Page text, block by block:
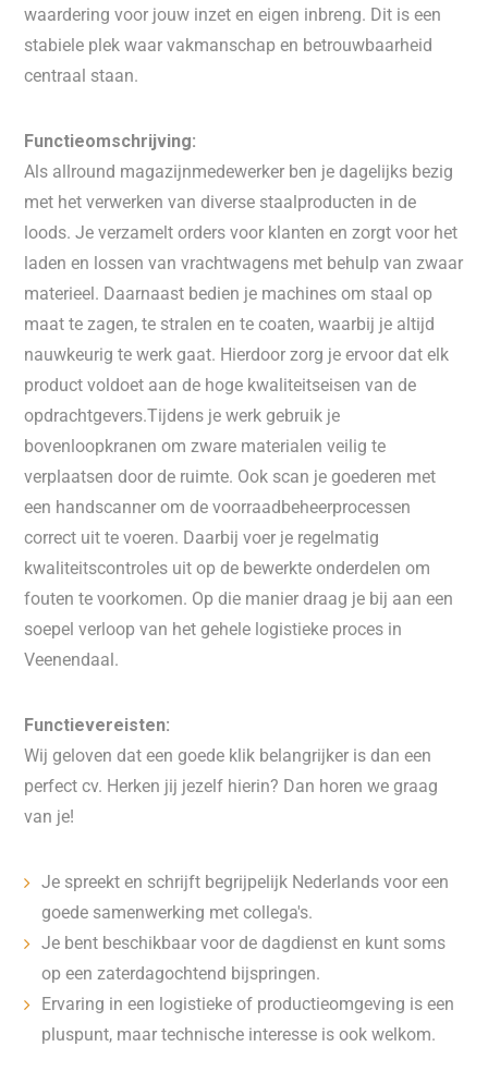
waardering voor jouw inzet en eigen inbreng. Dit is een
stabiele plek waar vakmanschap en betrouwbaarheid
centraal staan.
Functieomschrijving:
Als allround magazijnmedewerker ben je dagelijks bezig
met het verwerken van diverse staalproducten in de
loods. Je verzamelt orders voor klanten en zorgt voor het
laden en lossen van vrachtwagens met behulp van zwaar
materieel. Daarnaast bedien je machines om staal op
maat te zagen, te stralen en te coaten, waarbij je altijd
nauwkeurig te werk gaat. Hierdoor zorg je ervoor dat elk
product voldoet aan de hoge kwaliteitseisen van de
opdrachtgevers.Tijdens je werk gebruik je
bovenloopkranen om zware materialen veilig te
verplaatsen door de ruimte. Ook scan je goederen met
een handscanner om de voorraadbeheerprocessen
correct uit te voeren. Daarbij voer je regelmatig
kwaliteitscontroles uit op de bewerkte onderdelen om
fouten te voorkomen. Op die manier draag je bij aan een
soepel verloop van het gehele logistieke proces in
Veenendaal.
Functievereisten:
Wij geloven dat een goede klik belangrijker is dan een
perfect cv. Herken jij jezelf hierin? Dan horen we graag
van je!
Je spreekt en schrijft begrijpelijk Nederlands voor een
goede samenwerking met collega's.
Je bent beschikbaar voor de dagdienst en kunt soms
op een zaterdagochtend bijspringen.
Ervaring in een logistieke of productieomgeving is een
pluspunt, maar technische interesse is ook welkom.